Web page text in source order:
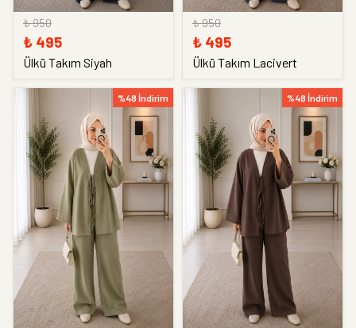
₺ 950
₺ 495
Ülkü Takım Siyah
₺ 950
₺ 495
Ülkü Takım Lacivert
%48 İndirim %48 İndirim